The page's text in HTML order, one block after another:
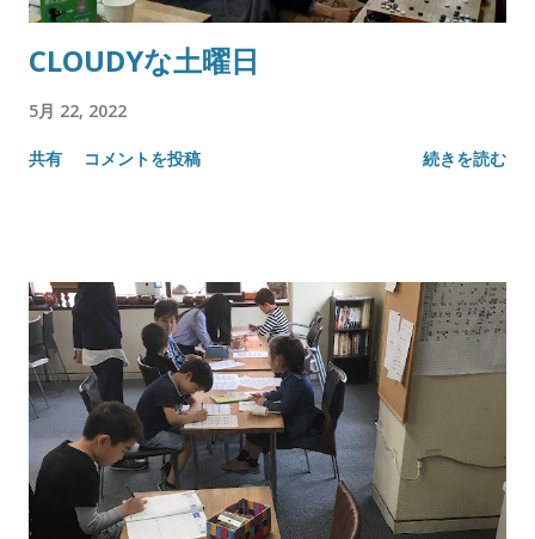
CLOUDYな土曜日
5月 22, 2022
共有 コメントを投稿 続きを読む